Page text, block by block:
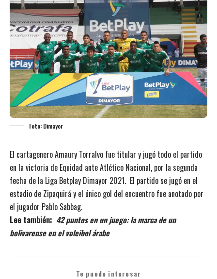
Foto: Dimayor
El cartagenero Amaury Torralvo fue titular y jugó todo el partido
en la victoria de Equidad ante Atlético Nacional, por la segunda
fecha de la Liga Betplay Dimayor 2021. El partido se jugó en el
estadio de Zipaquirá y el único gol del encuentro fue anotado por
el jugador Pablo Sabbag.
Lee también: 42 puntos en un juego: la marca de un
bolivarense en el voleibol árabe
Te puede interesar